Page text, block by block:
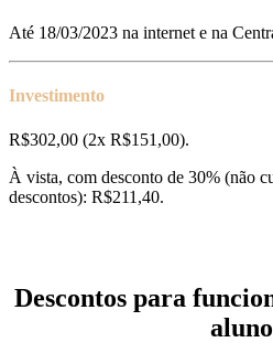
Até 18/03/2023 na internet e na
Investimento
R$302,00 (2x R$151,00).
À vista, com desconto de 30% (não
descontos): R$211,40.
Descontos para